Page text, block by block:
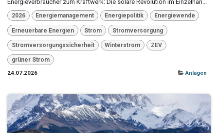
Energieverbraucher zum Kraftwerk: Die solare Revolution im Einzelhan...
2026 Energiemanagement Energiepolitik Energiewende
Erneuerbare Energien Strom Stromversorgung
Stromversorgungssicherheit Winterstrom ZEV
grüner Strom
24.07.2026
Anlagen